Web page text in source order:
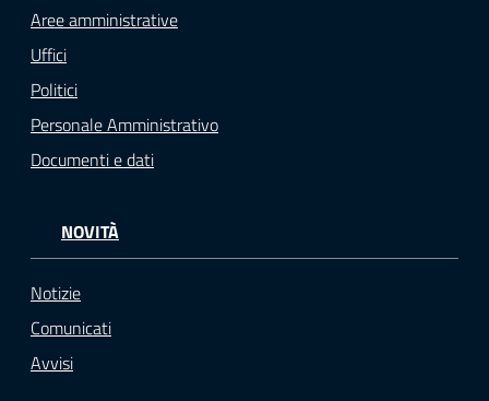
Aree amministrative
Uffici
Politici
Personale Amministrativo
Documenti e dati
NOVITÀ
Notizie
Comunicati
Avvisi